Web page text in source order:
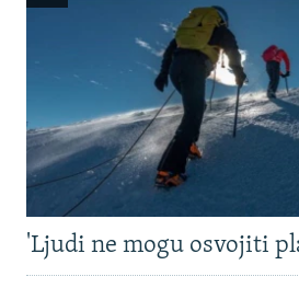
'Ljudi ne mogu osvojiti